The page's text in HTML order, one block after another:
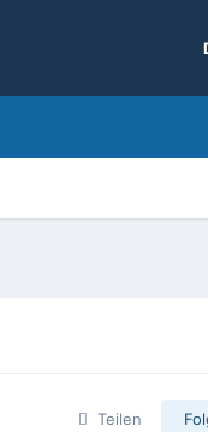
Teilen